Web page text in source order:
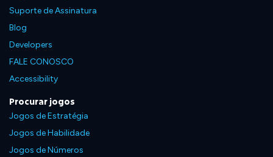
Suporte de Assinatura
Blog
Developers
FALE CONOSCO
Accessibility
Procurar jogos
Jogos de Estratégia
Jogos de Habilidade
Jogos de Números